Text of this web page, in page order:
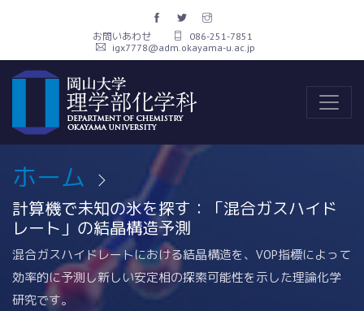
お問いあわせ
086-251-7851
igx7778@adm.okayama-u.ac.jp
ホーム
計算機で未知の氷を探す：「混合ガスハイド
レート」の結晶構造予測
混合ガスハイドレートにおける結晶構造を、VOP指標によって
効率的に予測し新しい安定相の探索可能性を示した理論化学
研究です。